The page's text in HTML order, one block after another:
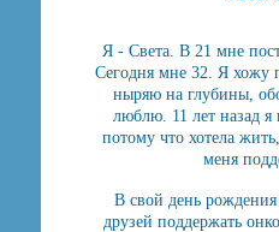
Я - Света. В 21 мне
Сегодня мне 32. Я хожу
ныряю на глубины,
люблю. 11 лет назад я
потому что хотела
меня
В свой день
друзей поддержать